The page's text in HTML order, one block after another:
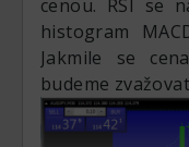
cenou. RSI se
histogram
Jakmile se
budeme